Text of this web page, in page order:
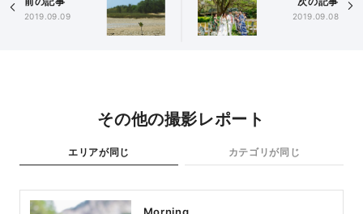
2019.09.09 2019.09.08
その他の撮影レポート
エリアが同じ カテゴリが同じ